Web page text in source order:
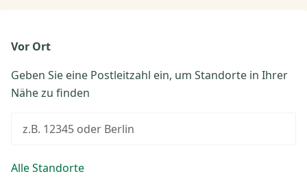
Vor Ort
Geben Sie eine Postleitzahl ein, um Standorte in Ihrer
Nähe zu finden
z.B. 12345 oder Berlin
Alle Standorte